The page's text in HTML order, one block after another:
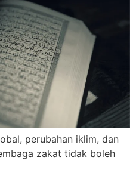
perubahan iklim, dan
zakat tidak boleh